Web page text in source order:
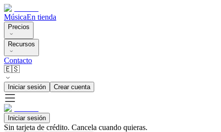
MúsicaEn tienda
Precios
Recursos
Contacto
🇪🇸
Iniciar sesión Crear cuenta
Iniciar sesión
Sin tarjeta de crédito. Cancela cuando quieras.